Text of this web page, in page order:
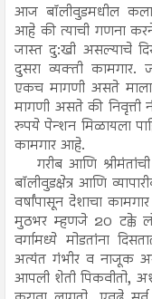
आज बॉलीवुडमधील
आहे की त्याची गणना
जास्त दु:खी असल्याचे
दुसरा व्यक्ती
एकच मागणी असते
मागणी असते की
रुपये पेन्शन मिळायला
कामगार आहे.
गरीब आणि
बॉलीवुडक्षेत्र आणि
वर्षांपासून देशाचा
मुठभर म्हणजे 20 टक्के
वर्गामध्ये मोडतांना
अत्यंत गंभीर व नाजूक
आपली शेती पिकवीतो,